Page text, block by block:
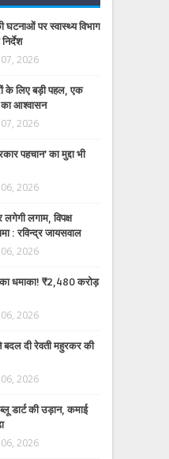
घटनाओं पर स्वास्थ्य विभाग
2026
के लिए बड़ी पहल, एक
का आश्वासन
2026
पहचान’ का मुद्दा भी
2026
लगाम, विपक्ष
: रविन्द्र जायसवाल
2026
धमाका! ₹2,480 करोड़
2026
बदल दी रेवती महुरकर की
2026
डार्ट की उड़ान, कमाई
2026